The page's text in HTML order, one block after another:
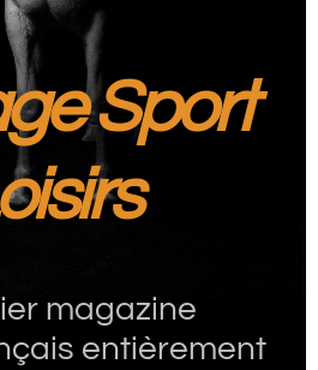
Sport
magazine
entièrement